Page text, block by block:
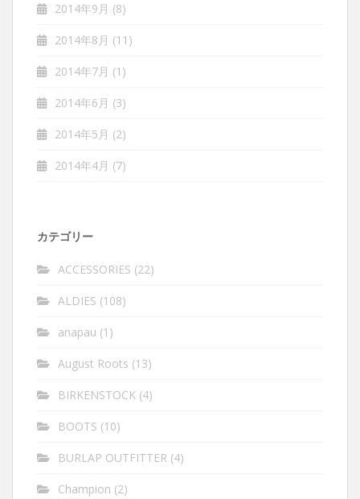
2014年9月 (8)
2014年8月 (11)
2014年7月 (1)
2014年6月 (3)
2014年5月 (2)
2014年4月 (7)
カテゴリー
ACCESSORIES (22)
ALDIES (108)
anapau (1)
August Roots (13)
BIRKENSTOCK (4)
BOOTS (10)
BURLAP OUTFITTER (4)
Champion (2)